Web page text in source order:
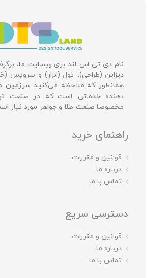
نام دی تی اس لند برای وبسایت ما،
دیزاین (طراحی)، تول (ابزار) و سرویس
همانطور که ملاحظه می‌کنید سرزمین
دهنده خدماتی است که در صنعت
مخصوصا صنعت طلا و جواهر مورد نیاز
راهنمای خرید
قوانین و مقررات
درباره ما
تماس با ما
دسترسی سریع
قوانین و مقررات
درباره ما
تماس با ما